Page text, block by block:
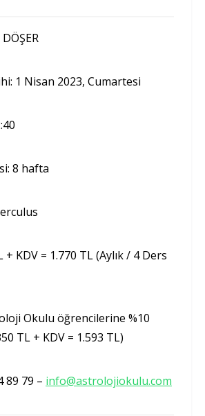
1 Nisan 2023, Cumartesi
8 hafta
+ KDV = 1.770 TL (Aylık / 4 Ders
Okulu öğrencilerine %10
TL + KDV = 1.593 TL)
89 79 – info@astrolojiokulu.com